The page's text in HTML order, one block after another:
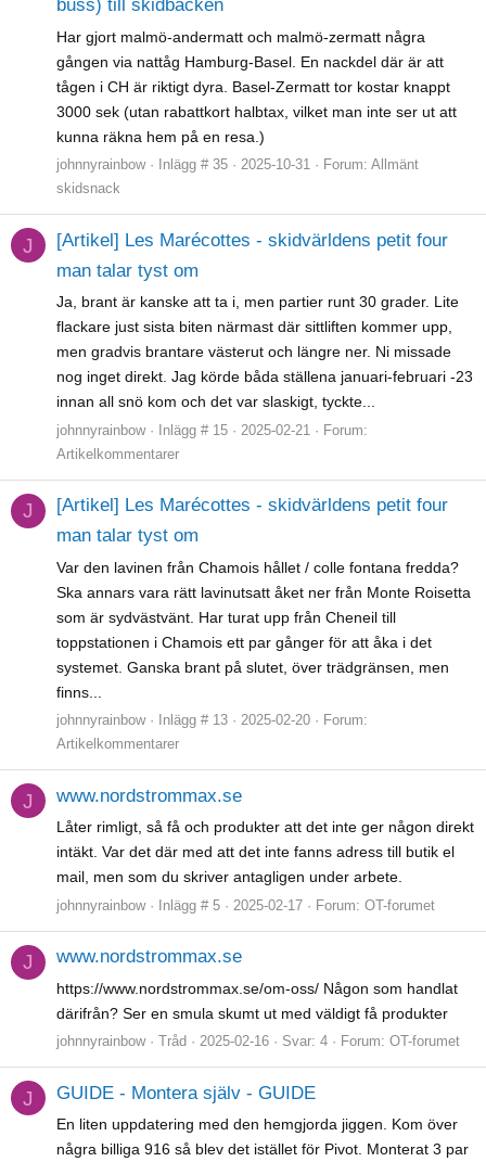
buss) till skidbacken
Har gjort malmö-andermatt och malmö-zermatt några
gången via nattåg Hamburg-Basel. En nackdel där är att
tågen i CH är riktigt dyra. Basel-Zermatt tor kostar knappt
3000 sek (utan rabattkort halbtax, vilket man inte ser ut att
kunna räkna hem på en resa.)
johnnyrainbow Inlägg # 35 2025-10-31 Forum: Allmänt
skidsnack
J
[Artikel] Les Marécottes - skidvärldens petit four
man talar tyst om
Ja, brant är kanske att ta i, men partier runt 30 grader. Lite
flackare just sista biten närmast där sittliften kommer upp,
men gradvis brantare västerut och längre ner. Ni missade
nog inget direkt. Jag körde båda ställena januari-februari -23
innan all snö kom och det var slaskigt, tyckte...
johnnyrainbow Inlägg # 15 2025-02-21
Forum:
Artikelkommentarer
J
[Artikel] Les Marécottes - skidvärldens petit four
man talar tyst om
Var den lavinen från Chamois hållet / colle fontana fredda?
Ska annars vara rätt lavinutsatt åket ner från Monte Roisetta
som är sydvästvänt. Har turat upp från Cheneil till
toppstationen i Chamois ett par gånger för att åka i det
systemet. Ganska brant på slutet, över trädgränsen, men
finns...
johnnyrainbow Inlägg # 13 2025-02-20
Forum:
Artikelkommentarer
J www.nordstrommax.se
Låter rimligt, så få och produkter att det inte ger någon direkt
intäkt. Var det där med att det inte fanns adress till butik el
mail, men som du skriver antagligen under arbete.
johnnyrainbow Inlägg # 5 2025-02-17 Forum: OT-forumet
J www.nordstrommax.se
https://www.nordstrommax.se/om-oss/ Någon som handlat
därifrån? Ser en smula skumt ut med väldigt få produkter
johnnyrainbow Tråd 2025-02-16 Svar: 4 Forum: OT-forumet
J GUIDE - Montera själv - GUIDE
En liten uppdatering med den hemgjorda jiggen. Kom över
några billiga 916 så blev det istället för Pivot. Monterat 3 par